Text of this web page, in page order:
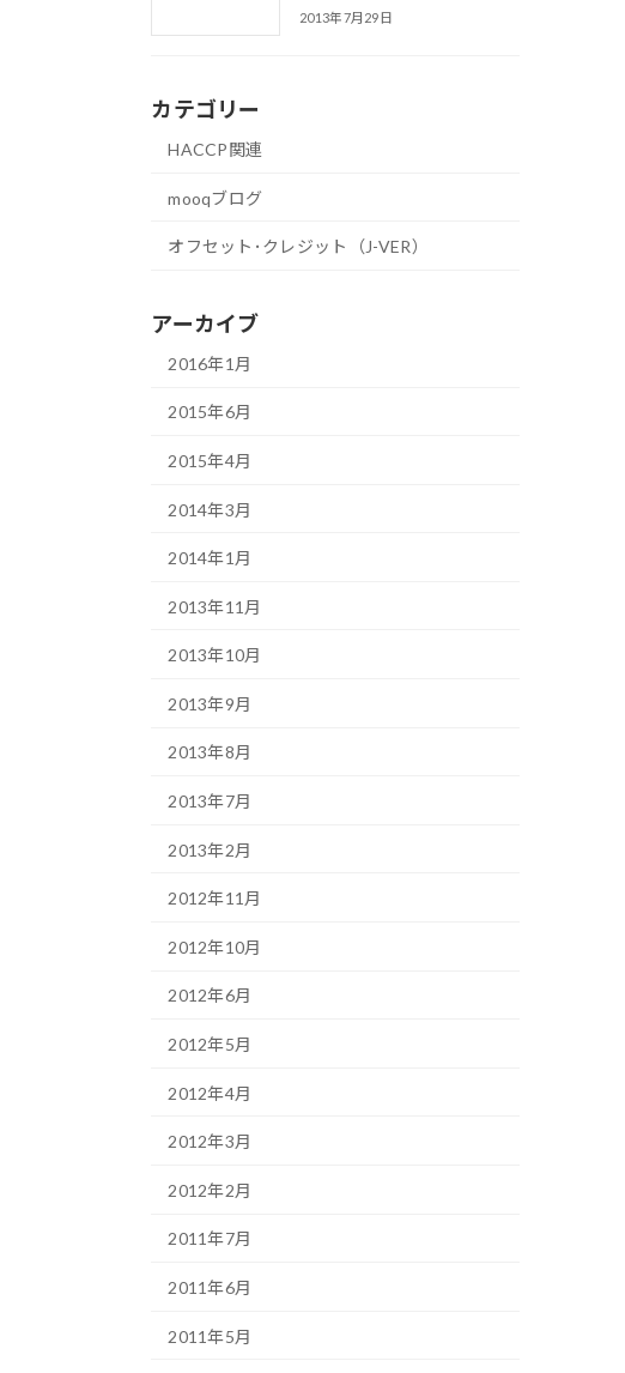
2013年7月29日
カテゴリー
HACCP関連
mooqブログ
オフセット･クレジット（J-VER）
アーカイブ
2016年1月
2015年6月
2015年4月
2014年3月
2014年1月
2013年11月
2013年10月
2013年9月
2013年8月
2013年7月
2013年2月
2012年11月
2012年10月
2012年6月
2012年5月
2012年4月
2012年3月
2012年2月
2011年7月
2011年6月
2011年5月